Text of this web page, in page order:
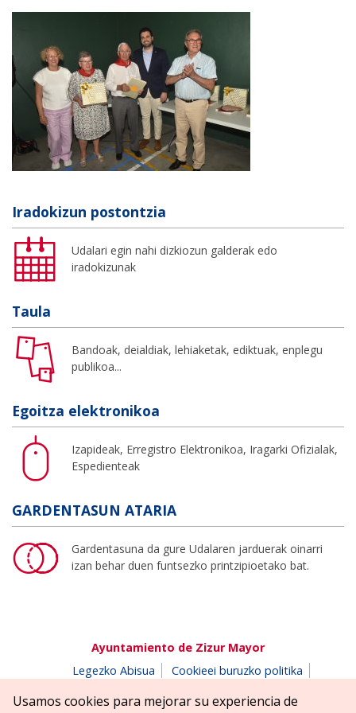
Iradokizun postontzia
Udalari egin nahi dizkiozun galderak edo
iradokizunak
Taula
Bandoak, deialdiak, lehiaketak, ediktuak, enplegu
publikoa...
Egoitza elektronikoa
Izapideak, Erregistro Elektronikoa, Iragarki Ofizialak,
Espedienteak
GARDENTASUN ATARIA
Gardentasuna da gure Udalaren jarduerak oinarri
izan behar duen funtsezko printzipioetako bat.
Ayuntamiento de Zizur Mayor
Legezko Abisua
Cookieei buruzko politika
Salaketen postontzia
Usamos cookies para mejorar su experiencia de